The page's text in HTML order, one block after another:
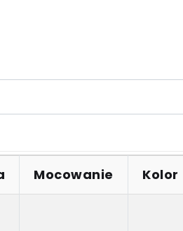
Mocowanie Kolor